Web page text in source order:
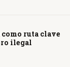
ruta clave
ilegal